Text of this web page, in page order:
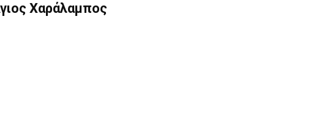
Χαράλαμπος